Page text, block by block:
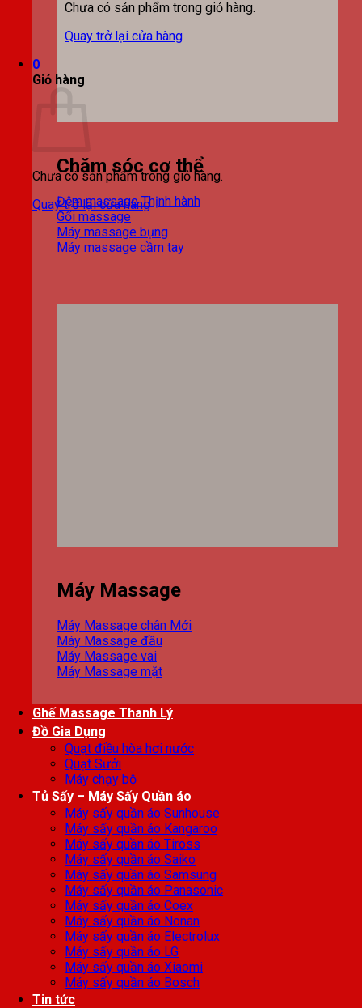
Chưa có sản phẩm trong giỏ hàng.
Quay trở lại cửa hàng
0
Giỏ hàng
Chưa có sản phẩm trong giỏ hàng.
Quay trở lại cửa hàng
Chăm sóc cơ thể
Đệm massage
Gối massage
Máy massage bụng
Máy massage cầm tay
Máy Massage
Máy Massage chân
Máy Massage đầu
Máy Massage vai
Máy Massage mặt
Ghế Massage Thanh Lý
Đồ Gia Dụng
Quạt điều hòa hơi nước
Quạt Sưởi
Máy chạy bộ
Tủ Sấy – Máy Sấy Quần áo
Máy sấy quần áo Sunhouse
Máy sấy quần áo Kangaroo
Máy sấy quần áo Tiross
Máy sấy quần áo Saiko
Máy sấy quần áo Samsung
Máy sấy quần áo Panasonic
Máy sấy quần áo Coex
Máy sấy quần áo Nonan
Máy sấy quần áo Electrolux
Máy sấy quần áo LG
Máy sấy quần áo Xiaomi
Máy sấy quần áo Bosch
Tin tức